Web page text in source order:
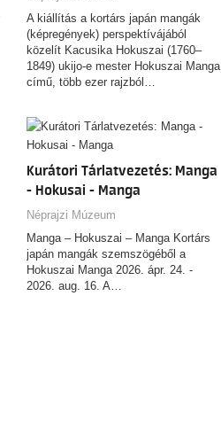
A kiállítás a kortárs japán mangák
(képregények) perspektívájából
közelít Kacusika Hokuszai (1760–
1849) ukijo-e mester Hokuszai Manga
című, több ezer rajzból…
Kurátori Tárlatvezetés: Manga
- Hokusai - Manga
Néprajzi Múzeum
Manga – Hokuszai – Manga Kortárs
japán mangák szemszögéből a
Hokuszai Manga 2026. ápr. 24. -
2026. aug. 16. A…